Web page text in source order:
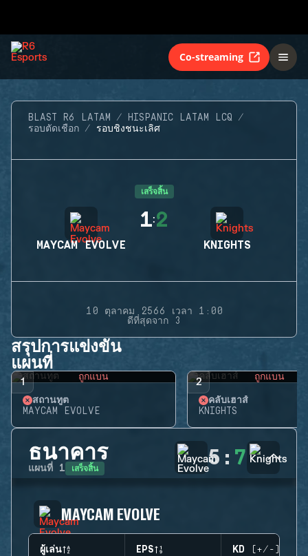
Co-streaming
BLAST R6 LATAM
HISPANIC LATAM LCQ
รอบตัดเชือก
รอบชิงชนะเลิศ
เสร็จสิ้น
MAYCAM EVOLVE
1:2
KNIGHTS
10 ตุลาคม 2566 เวลา 1:00
ดีที่สุดจาก 3
สรุปการแข่งขัน
แผนที่
1 ถูกแบน
สถานทูต
MAYCAM EVOLVE
2 ถูกแบน
คลับเฮาส์
KNIGHTS
ธนาคาร
แผนที่ 1 เสร็จสิ้น 5 : 7
MAYCAM EVOLVE
ผู้เล่น EPS KD (+/-)